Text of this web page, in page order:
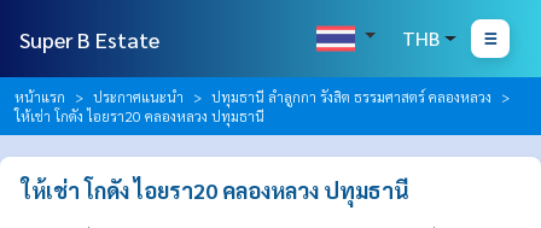
Super B Estate THB
หน้าแรก ประกาศแนะนำ
ปทุมธานี ลำลูกกา รังสิต ธรรมศาสตร์ คลองหลวง
ให้เช่า โกดัง ไอยรา20​ คลองหลวง​ ปทุมธานี​
ให้เช่า โกดัง ไอยรา20​ คลองหลวง​ ปทุมธานี​